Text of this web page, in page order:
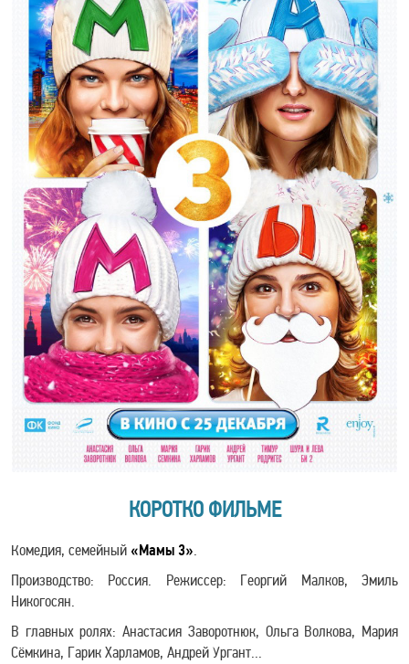
КОРОТКО ФИЛЬМЕ
Комедия, семейный «Мамы 3».
Производство: Россия. Режиссер: Георгий Малков, Эмиль
Никогосян.
В главных ролях: Анастасия Заворотнюк, Ольга Волкова, Мария
Сёмкина, Гарик Харламов, Андрей Ургант...